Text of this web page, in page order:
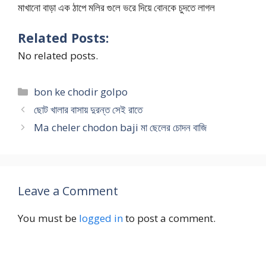
মাখানো বাড়া এক ঠাপে মলির গুলে ভরে দিয়ে বোনকে চুদতে লাগল
Related Posts:
No related posts.
Categories
bon ke chodir golpo
ছোট খালার বাসায় দুরন্ত সেই রাতে
Ma cheler chodon baji মা ছেলের চোদন বাজি
Leave a Comment
You must be logged into post a comment.